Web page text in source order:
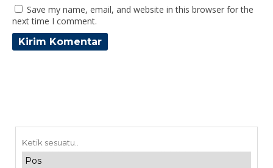
Save my name, email, and website in this browser for the
next time I comment.